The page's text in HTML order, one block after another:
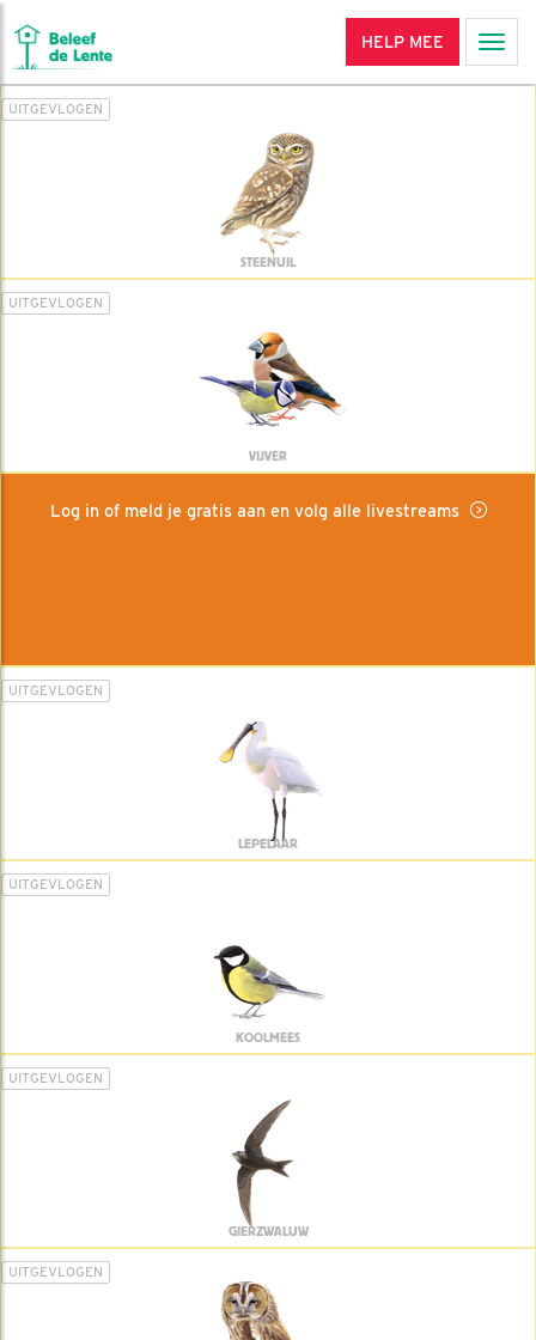
HELP MEE
UITGEVLOGEN
STEENUIL
UITGEVLOGEN
VIJVER
Log in of meld je gratis aan en volg alle livestreams
UITGEVLOGEN
LEPELAAR
UITGEVLOGEN
KOOLMEES
UITGEVLOGEN
GIERZWALUW
UITGEVLOGEN